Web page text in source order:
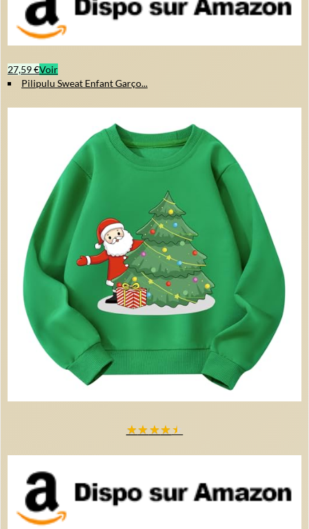
27,59 €Voir
Pilipulu Sweat Enfant Garço...
★★★★★